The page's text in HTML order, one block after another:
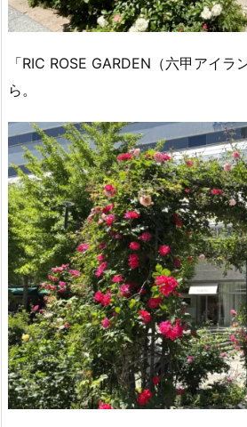
「RIC ROSE GARDEN（六甲アイラ
ら。